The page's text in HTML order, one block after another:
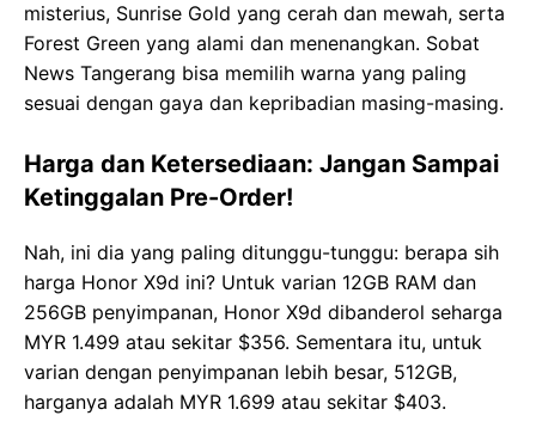
misterius, Sunrise Gold yang cerah dan mewah, serta
Forest Green yang alami dan menenangkan. Sobat
News Tangerang bisa memilih warna yang paling
sesuai dengan gaya dan kepribadian masing-masing.
Harga dan Ketersediaan: Jangan Sampai
Ketinggalan Pre-Order!
Nah, ini dia yang paling ditunggu-tunggu: berapa sih
harga Honor X9d ini? Untuk varian 12GB RAM dan
256GB penyimpanan, Honor X9d dibanderol seharga
MYR 1.499 atau sekitar $356. Sementara itu, untuk
varian dengan penyimpanan lebih besar, 512GB,
harganya adalah MYR 1.699 atau sekitar $403.